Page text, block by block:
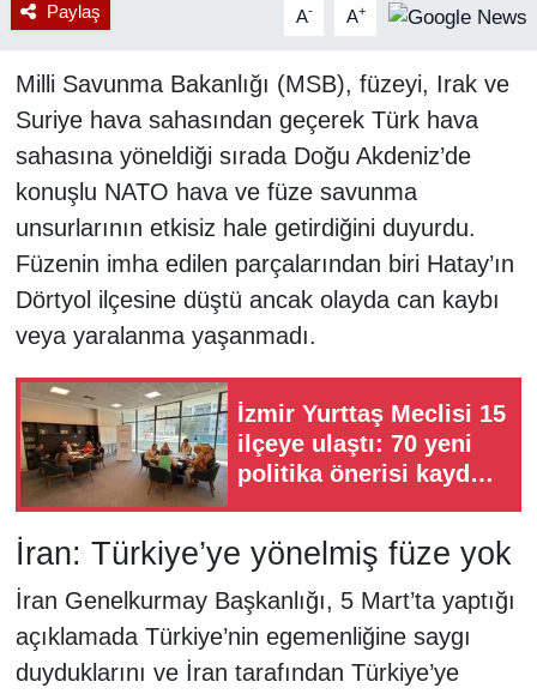
Paylaş A- A+
Milli Savunma Bakanlığı (MSB), füzeyi, Irak ve
Suriye hava sahasından geçerek Türk hava
sahasına yöneldiği sırada Doğu Akdeniz’de
konuşlu NATO hava ve füze savunma
unsurlarının etkisiz hale getirdiğini duyurdu.
Füzenin imha edilen parçalarından biri Hatay’ın
Dörtyol ilçesine düştü ancak olayda can kaybı
veya yaralanma yaşanmadı.
İzmir Yurttaş Meclisi 15
ilçeye ulaştı: 70 yeni
politika önerisi kayda
İran: Türkiye’ye yönelmiş füze yok
İran Genelkurmay Başkanlığı, 5 Mart’ta yaptığı
açıklamada Türkiye’nin egemenliğine saygı
duyduklarını ve İran tarafından Türkiye’ye